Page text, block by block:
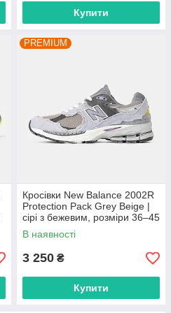
Купити
PREMIUM
Кросівки New Balance 2002R
Protection Pack Grey Beige |
сірі з бежевим, розміри 36–45
В наявності
3 250 ₴
Купити